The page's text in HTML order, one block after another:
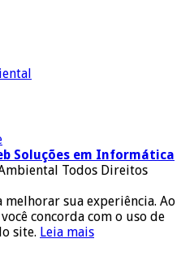
Soluções em Informática
Todos Direitos
sua experiência. Ao
concorda com o uso de
site. Leia mais